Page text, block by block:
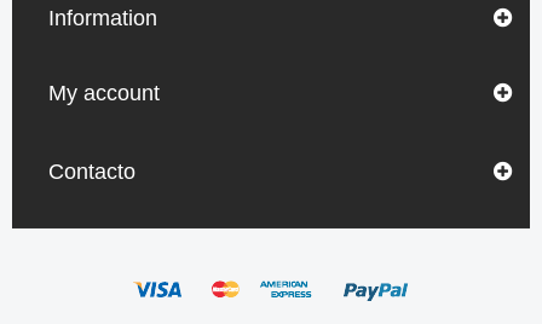
Information
My account
Contacto